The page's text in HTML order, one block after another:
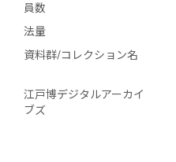
員数
法量
資料群/コレクション名
江戸博デジタルアーカイ
ブズ